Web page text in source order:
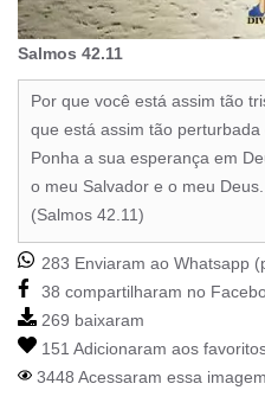
Salmos 42.11
Por que você está assim tão
que está assim tão
Ponha a sua esperança em
o meu Salvador e o meu Deus.
(Salmos 42.11)
283 Enviaram ao Whatsapp
38 compartilharam no
269 baixaram
151 Adicionaram aos
3448 Acessaram essa imagem